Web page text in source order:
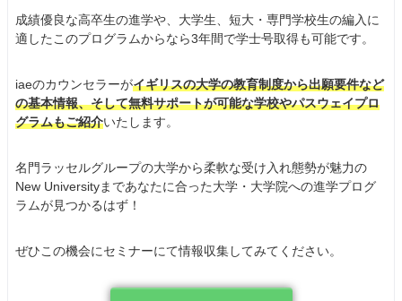
成績優良な高卒生の進学や、大学生、短大・専門学校生の編入に
適したこのプログラムからなら3年間で学士号取得も可能です。
iaeのカウンセラーがイギリスの大学の教育制度から出願要件など
の基本情報、そして無料サポートが可能な学校やパスウェイプロ
グラムもご紹介いたします。
名門ラッセルグループの大学から柔軟な受け入れ態勢が魅力の
New Universityまであなたに合った大学・大学院への進学プログ
ラムが見つかるはず！
ぜひこの機会にセミナーにて情報収集してみてください。